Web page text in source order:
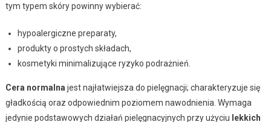
tym typem skóry powinny wybierać:
hypoalergiczne preparaty,
produkty o prostych składach,
kosmetyki minimalizujące ryzyko podrażnień.
Cera normalna jest najłatwiejsza do pielęgnacji; charakteryzuje się
gładkością oraz odpowiednim poziomem nawodnienia. Wymaga
jedynie podstawowych działań pielęgnacyjnych przy użyciu lekkich